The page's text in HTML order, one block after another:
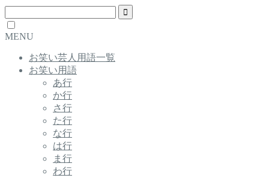
MENU
お笑い芸人用語一覧
お笑い用語
あ行
か行
さ行
た行
な行
は行
ま行
わ行